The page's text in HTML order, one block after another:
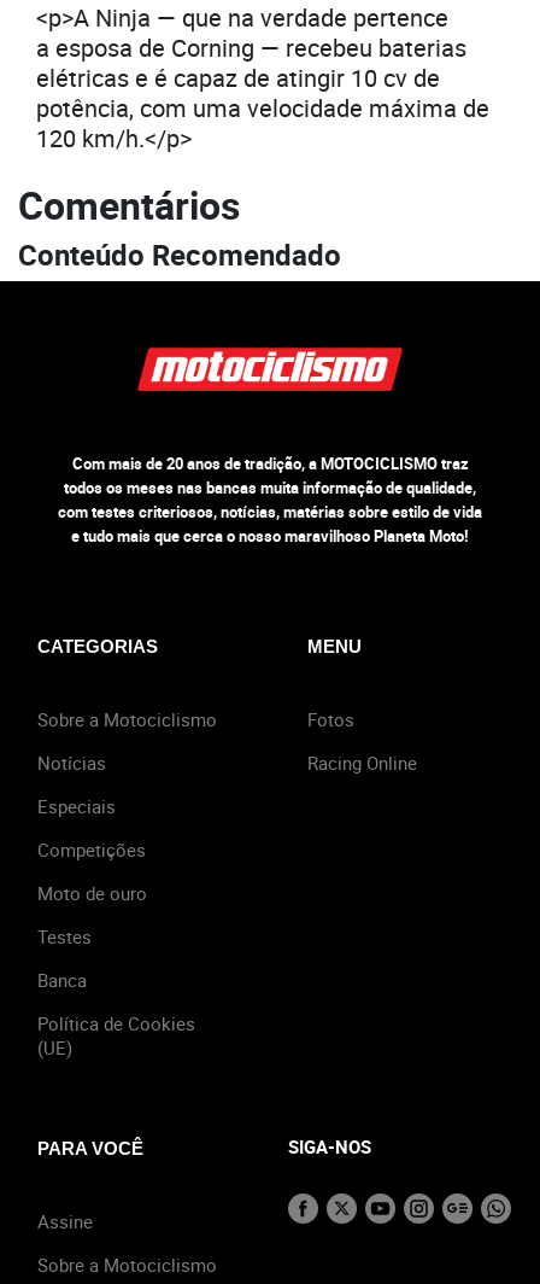
<p>A Ninja — que na verdade pertence
a esposa de Corning — recebeu baterias
elétricas e é capaz de atingir 10 cv de
potência, com uma velocidade máxima de
120 km/h.</p>
Comentários
Conteúdo Recomendado
Com mais de 20 anos de tradição, a MOTOCICLISMO traz
todos os meses nas bancas muita informação de qualidade,
com testes criteriosos, notícias, matérias sobre estilo de vida
e tudo mais que cerca o nosso maravilhoso Planeta Moto!
CATEGORIAS
Sobre a Motociclismo
Notícias
Especiais
Competições
Moto de ouro
Testes
Banca
Política de Cookies
(UE)
MENU
Fotos
Racing Online
PARA VOCÊ
Assine
Sobre a Motociclismo
SIGA-NOS